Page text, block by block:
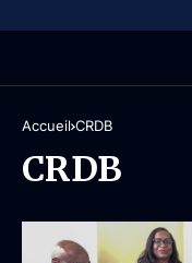
Accueil CRDB
CRDB